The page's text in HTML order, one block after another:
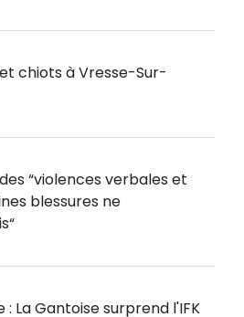
chiots à Vresse-Sur-
“violences verbales et
blessures ne
La Gantoise surprend l'IFK